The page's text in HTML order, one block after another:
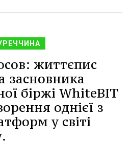
життєпис
засновника
біржі WhiteBIT
однієї з
у світі